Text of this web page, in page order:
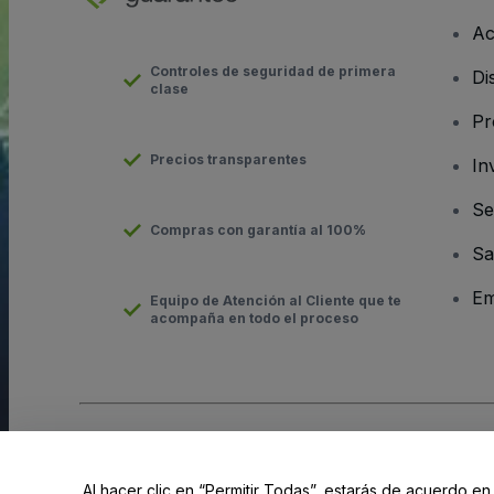
Controles de seguridad de primera
clase
Precios transparentes
Compras con garantía al 100%
Equipo de Atención al Cliente que te
acompaña en todo el proceso
Al hacer clic en “Permitir Todas”, estarás de acuerdo